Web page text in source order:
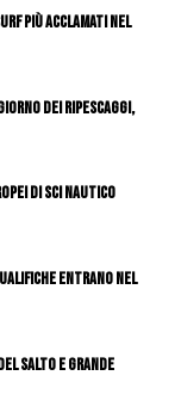
più acclamati nel
dei ripescaggi,
di Sci Nautico
entrano nel
Salto e grande